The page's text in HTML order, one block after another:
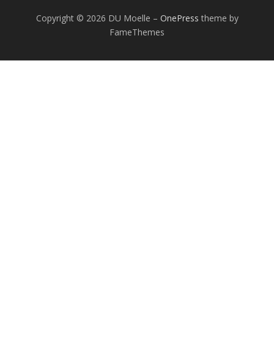
Copyright © 2026 DU Moelle – OnePress theme by
FameThemes